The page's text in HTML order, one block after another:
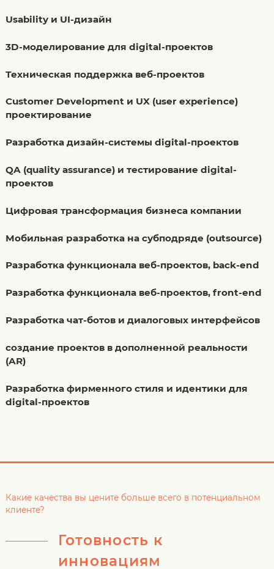
Usability и UI-дизайн
3D-моделирование для digital-проектов
Техническая поддержка веб-проектов
Customer Development и UX (user experience)
проектирование
Разработка дизайн-системы digital-проектов
QA (quality assurance) и тестирование digital-
проектов
Цифровая трансформация бизнеса компании
Мобильная разработка на субподряде (outsource)
Разработка функционала веб-проектов, back-end
Разработка функционала веб-проектов, front-end
Разработка чат-ботов и диалоговых интерфейсов
создание проектов в дополненной реальности
(AR)
Разработка фирменного стиля и идентики для
digital-проектов
Какие качества вы цените больше всего в потенциальном
клиенте?
Готовность к
инновациям